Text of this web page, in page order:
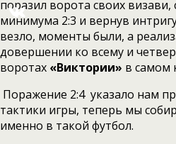
поразил ворота своих визави,
минимума 2:3 и вернув
везло, моменты были, а
довершении ко всему и
воротах «Виктории» в самом
Поражение 2:4 указало нам
тактики игры, теперь мы
именно в такой футбол.